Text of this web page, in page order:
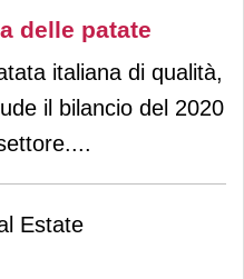
delle patate
italiana di qualità,
il bilancio del 2020
...
Estate